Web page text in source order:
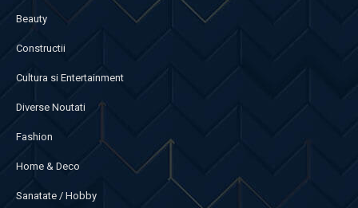
Beauty
Constructii
Cultura si Entertainment
Diverse Noutati
Fashion
Home & Deco
Sanatate / Hobby